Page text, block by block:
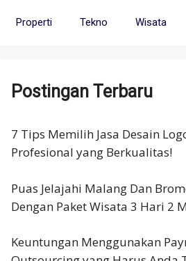
Properti Tekno Wisata
Postingan Terbaru
7 Tips Memilih Jasa Desain
Profesional yang Berkualitas!
Puas Jelajahi Malang Dan
Dengan Paket Wisata 3 Hari 2
Keuntungan Menggunakan